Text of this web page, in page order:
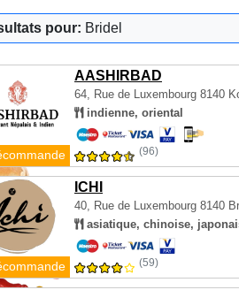
pour: Bridel
AASHIRBAD
64, Rue de Luxembourg 8140
indienne, oriental
(96)
ICHI
40, Rue de Luxembourg 8140
asiatique, chinoise,
(59)